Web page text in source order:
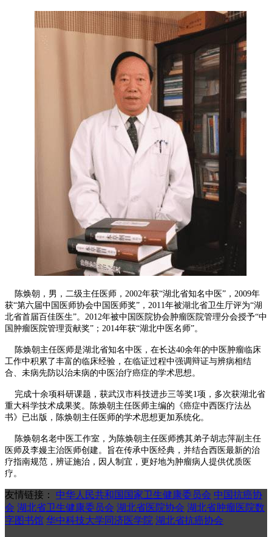
陈焕朝，男，二级主任医师，2002年获“湖北省知名中医”，2009年
获“第六届中国医师协会中国医师奖”，2011年被湖北省卫生厅评为“湖
北省首届百佳医生”。2012年被中国医院协会肿瘤医院管理分会授予“中
国肿瘤医院管理贡献奖”；2014年获“湖北中医名师”。
陈焕朝主任医师是湖北省知名中医，在长达40余年的中医肿瘤临床
工作中积累了丰富的临床经验，在临证过程中强调辩证与辨病相结
合、未病先防以治未病的中医治疗癌症的学术思想。
完成十余项科研课题，获武汉市科技进步三等奖1项，多次获湖北省
重大科学技术成果奖。陈焕朝主任医师主编的《癌症中西医疗法丛
书》已出版，陈焕朝主任医师的学术思想更加系统化。
陈焕朝名老中医工作室，为陈焕朝主任医师携其弟子胡志萍副主任
医师及李嫚主治医师创建。旨在传承中医经典，并结合西医最新的治
疗指南规范，辨证施治，因人制宜，更好地为肿瘤病人提供优质医
疗。
友情链接： 中华人民共和国国家卫生健康委员会 中国抗癌协
会 湖北省卫生健康委员会 湖北省医院协会 湖北省肿瘤医院数
字图书馆 华中科技大学同济医学院 湖北省抗癌协会